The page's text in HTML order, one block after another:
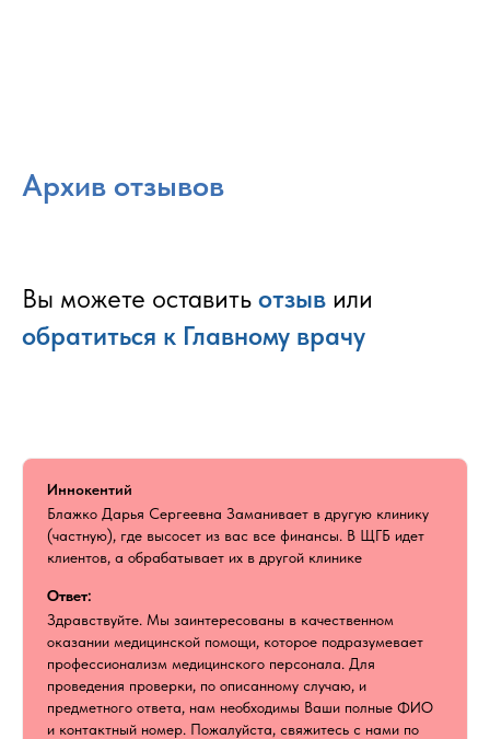
Архив отзывов
Вы можете оставить отзыв или
обратиться к Главному врачу
Иннокентий
Блажко Дарья Сергеевна Заманивает в другую клинику
(частную), где высосет из вас все финансы. В ЩГБ идет
клиентов, а обрабатывает их в другой клинике
Ответ:
Здравствуйте. Мы заинтересованы в качественном
оказании медицинской помощи, которое подразумевает
профессионализм медицинского персонала. Для
проведения проверки, по описанному случаю, и
предметного ответа, нам необходимы Ваши полные ФИО
и контактный номер. Пожалуйста, свяжитесь с нами по